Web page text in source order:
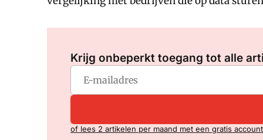
Krijg onbeperkt toegang tot alle
of lees 2 artikelen per maand met een gratis account